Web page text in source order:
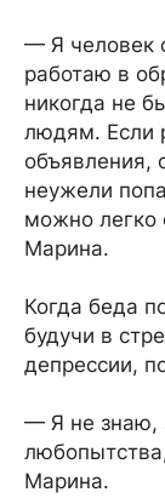
— Я человек
работаю в
никогда не
людям. Если
объявления,
неужели
можно легко
Марина.
Когда беда
будучи в
депрессии,
— Я не знаю,
Марина.